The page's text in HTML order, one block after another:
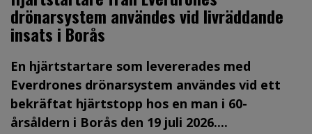
drönarsystem användes vid livräddande
insats i Borås
En hjärtstartare som levererades med
Everdrones drönarsystem användes vid ett
bekräftat hjärtstopp hos en man i 60-
årsåldern i Borås den 19 juli 2026....